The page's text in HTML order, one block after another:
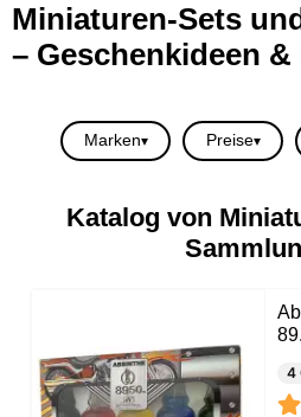
Miniaturen-Sets
– Geschenkideen
Marken Preise
Katalog von
4